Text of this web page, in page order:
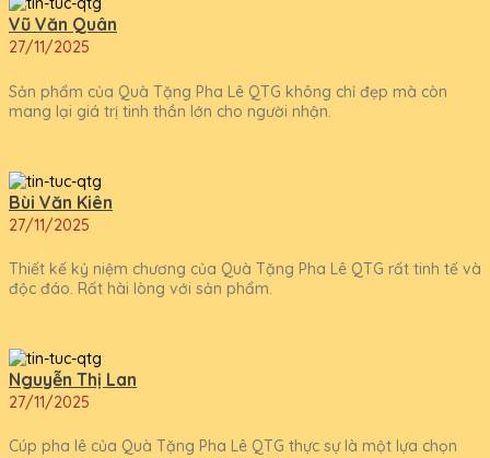
Vũ Văn Quân
27/11/2025
Sản phẩm của Quà Tặng Pha Lê QTG không chỉ đẹp mà còn
mang lại giá trị tinh thần lớn cho người nhận.
Bùi Văn Kiên
27/11/2025
Thiết kế kỷ niệm chương của Quà Tặng Pha Lê QTG rất tinh tế và
độc đáo. Rất hài lòng với sản phẩm.
Nguyễn Thị Lan
27/11/2025
Cúp pha lê của Quà Tặng Pha Lê QTG thực sự là một lựa chọn